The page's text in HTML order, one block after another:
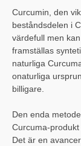
Curcumin, den
beståndsdelen i
värdefull men
framställas
naturliga
onaturliga
billigare.
Den enda
Curcuma-
Det är en